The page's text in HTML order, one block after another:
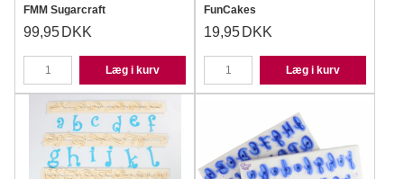
FMM Sugarcraft
99,95 DKK
Læg i kurv
FunCakes
19,95 DKK
Læg i kurv